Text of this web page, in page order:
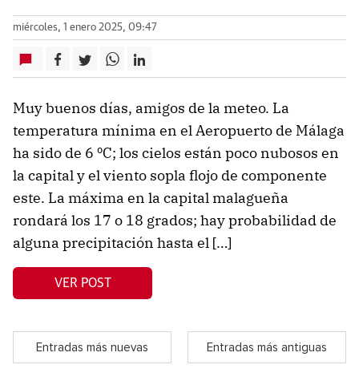
miércoles, 1 enero 2025, 09:47
Muy buenos días, amigos de la meteo. La
temperatura mínima en el Aeropuerto de Málaga
ha sido de 6 ºC; los cielos están poco nubosos en
la capital y el viento sopla flojo de componente
este. La máxima en la capital malagueña
rondará los 17 o 18 grados; hay probabilidad de
alguna precipitación hasta el […]
VER POST
Entradas más nuevas Entradas más antiguas